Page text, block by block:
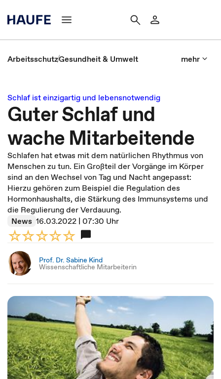
ArbeitsschutzGesundheit & Umwelt mehr
Schlaf ist einzigartig und lebensnotwendig
Guter Schlaf und
wache Mitarbeitende
Schlafen hat etwas mit dem natürlichen Rhythmus von
Menschen zu tun. Ein Großteil der Vorgänge im Körper
sind an den Wechsel von Tag und Nacht angepasst:
Hierzu gehören zum Beispiel die Regulation des
Hormonhaushalts, die Stärkung des Immunsystems und
die Regulierung der Verdauung.
News 16.03.2022 | 07:30 Uhr
Prof. Dr. Sabine Kind
Wissenschaftliche Mitarbeiterin